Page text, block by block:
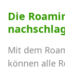
Kombi-
Aktionen
Die
Mit dem
können alle